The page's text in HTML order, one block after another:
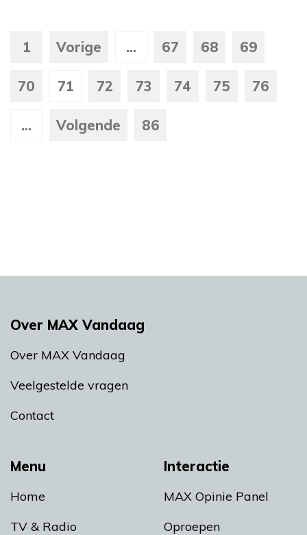
1 Vorige ... 67 68 69
70 71 72 73 74 75 76
... Volgende 86
Menu
Home
TV & Radio
Interactie
MAX Opinie Panel
Oproepen
Over MAX Vandaag
Over MAX Vandaag
Veelgestelde vragen
Contact